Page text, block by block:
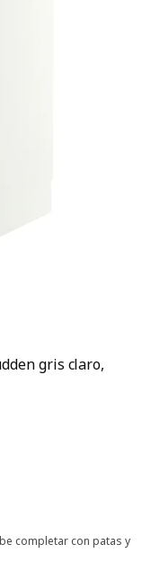
gris claro,
Revisiones totales:
completar con patas y